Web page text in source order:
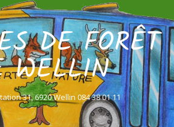
DE FORÊT
WELLIN
31, 6920 Wellin 084 38 01 11